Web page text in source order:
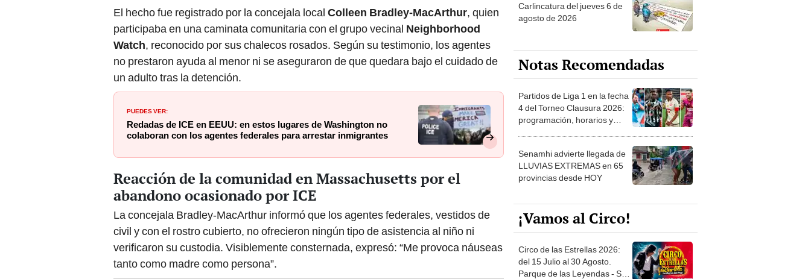
El hecho fue registrado por la concejala local Colleen Bradley-MacArthur, quien
participaba en una caminata comunitaria con el grupo vecinal Neighborhood
Watch, reconocido por sus chalecos rosados. Según su testimonio, los agentes
no prestaron ayuda al menor ni se aseguraron de que quedara bajo el cuidado de
un adulto tras la detención.
PUEDES VER:
Redadas de ICE en EEUU: en estos lugares de Washington no
colaboran con los agentes federales para arrestar inmigrantes
Reacción de la comunidad en Massachusetts por el
abandono ocasionado por ICE
La concejala Bradley-MacArthur informó que los agentes federales, vestidos de
civil y con el rostro cubierto, no ofrecieron ningún tipo de asistencia al niño ni
verificaron su custodia. Visiblemente consternada, expresó: “Me provoca náuseas
tanto como madre como persona”.
Carlincatura del jueves 6 de
agosto de 2026
Notas Recomendadas
Partidos de Liga 1 en la fecha
4 del Torneo Clausura 2026:
programación, horarios y
Senamhi advierte llegada de
LLUVIAS EXTREMAS en 65
provincias desde HOY
¡Vamos al Circo!
Circo de las Estrellas 2026:
del 15 Julio al 30 Agosto.
Parque de las Leyendas - San